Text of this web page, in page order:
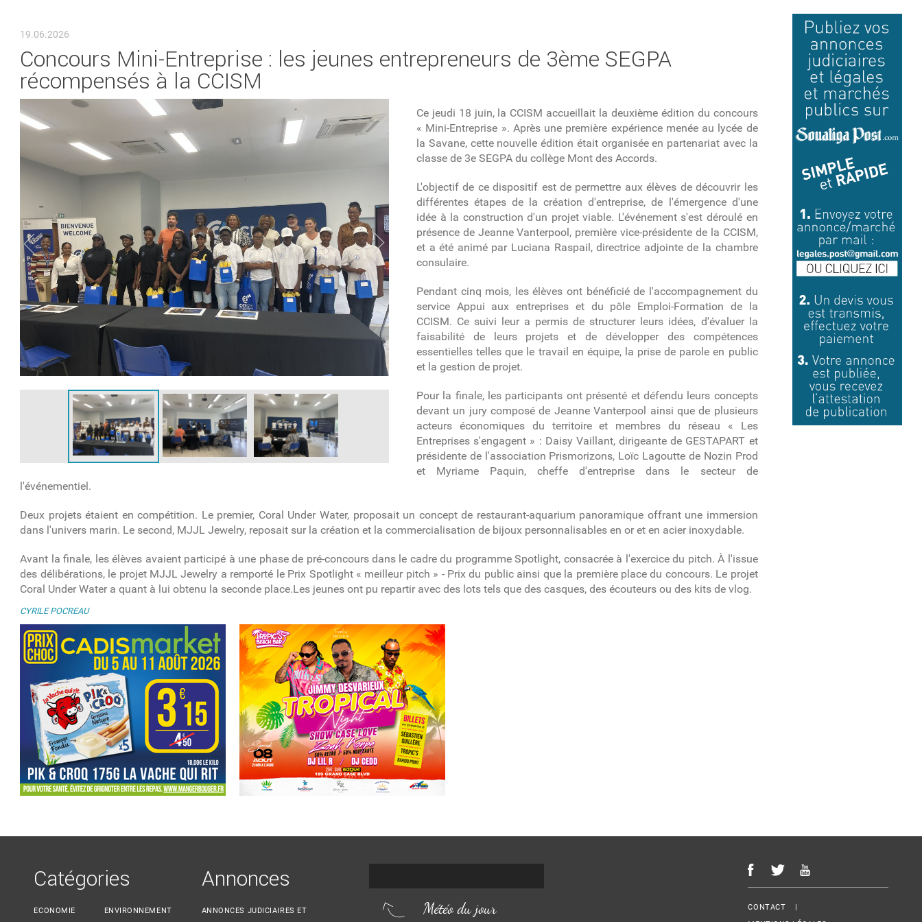
19.06.2026
Concours Mini-Entreprise : les jeunes entrepreneurs de 3ème SEGPA
récompensés à la CCISM
Ce jeudi 18 juin, la CCISM accueill ait la deuxième édition du concours
« Mini-Entreprise ». Après une première expérience menée au lycée de
la Savane, cette nouvelle édition étaitorganisée en partenariat avec la
classe de 3e SEGPA du collège Mont des Accords.
L'objectif de ce dispositif est de permettre aux élèves de découvrir les
différentes étapes de la création d'entreprise, de l'émergence d'une
idée à la construction d'un projet viable. L'événement s'est déroulé en
présence de Jeanne Vanterpool, première vice-présidente de la CCISM,
et a été animé par Luciana Raspail, directrice adjointe de la chambre
consulaire.
Pendant cinq mois, les élèves ont bénéficié de l'accompagnement du
service Appui aux entreprises et du pôle Emploi-Formation de la
CCISM. Ce suivi leur a permis de structurer leurs idées, d'évaluer la
faisabilité de leurs projets et de développer des compétences
essentielles telles que le travail en équipe, la prise de parole en public
et la gestion de projet.
Pour la finale, les participants ont présenté et défendu leurs concepts
devant un jury composé de Jeanne Vanterpool ainsi que de plusieurs
acteurs économiques du territoire et membres du réseau « Les
Entreprises s'engagent » : Daisy Vaillant, dirigeante de GESTAPART et
présidente de l'association Prismorizons, Loïc Lagoutte de Nozin Prod
et Myriame Paquin, cheffe d'entreprise dans le secteur de
l'événementiel.
Deux projets étaient en compétition. Le premier, Coral Under Water, proposait un concept de restaurant-aquarium panoramique offrant une immersion
dans l'univers marin. Le second, MJJL Jewelry, reposait sur la création et la commercialisation de bijoux personnalisables en or et en acier inoxydable.
Avant la finale, les élèves avaient participé à une phase de pré-concours dans le cadre du programme Spotlight, consacrée à l'exercice du pitch. À l'issue
des délibérations, le projet MJJL Jewelry a remporté le Prix Spotlight « meilleur pitch » - Prix du public ainsi que la première place du concours. Le projet
Coral Under Water a quant à lui obtenu la seconde place.Les jeunes ont pu repartir avec des lots tels que des casques, des écouteurs ou des kits de vlog.
CYRILE POCREAU
Catégories
ECONOMIE ENVIRONNEMENT
Annonces
ANNONCES JUDICIAIRES ET Météo du jour Menu Footer
CONTACT